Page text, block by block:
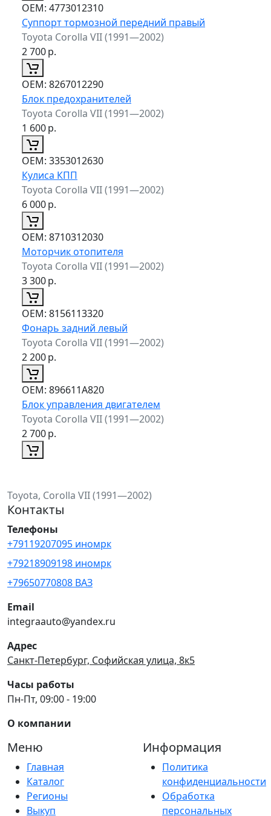
ОЕМ: 4773012310
Суппорт тормозной передний правый
Toyota Corolla VII (1991—2002)
2 700р.
ОЕМ: 8267012290
Блок предохранителей
Toyota Corolla VII (1991—2002)
1 600р.
ОЕМ: 3353012630
Кулиса КПП
Toyota Corolla VII (1991—2002)
6 000р.
ОЕМ: 8710312030
Моторчик отопителя
Toyota Corolla VII (1991—2002)
3 300р.
ОЕМ: 8156113320
Фонарь задний левый
Toyota Corolla VII (1991—2002)
2 200р.
ОЕМ: 896611A820
Блок управления двигателем
Toyota Corolla VII (1991—2002)
2 700р.
Toyota, Corolla VII (1991—2002)
Контакты
Телефоны
+79119207095 иномрк
+79218909198 иномрк
+79650770808 ВАЗ
Email
integraauto@yandex.ru
Адрес
Санкт-Петербург, Софийская улица, 8к5
Часы работы
Пн-Пт, 09:00 - 19:00
О компании
Меню
Главная
Каталог
Регионы
Выкуп
Информация
Политика
конфиденциальности
Обработка
персональных